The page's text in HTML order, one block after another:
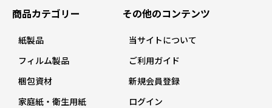
商品カテゴリー
紙製品
フィルム製品
梱包資材
家庭紙・衛生用紙
その他のコンテンツ
当サイトについて
ご利用ガイド
新規会員登録
ログイン